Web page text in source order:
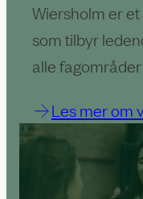
Wiersholm er
som tilbyr
alle
Les mer om